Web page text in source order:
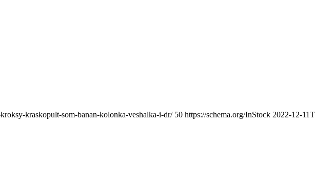
kraskopult-som-banan-kolonka-veshalka-i-dr/ 50 https://schema.org/InStock 2022-12-